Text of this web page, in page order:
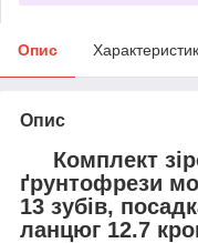
Опис
Опис
Комплект
ґрунтофрези
13 зубів,
ланцюг 12.7